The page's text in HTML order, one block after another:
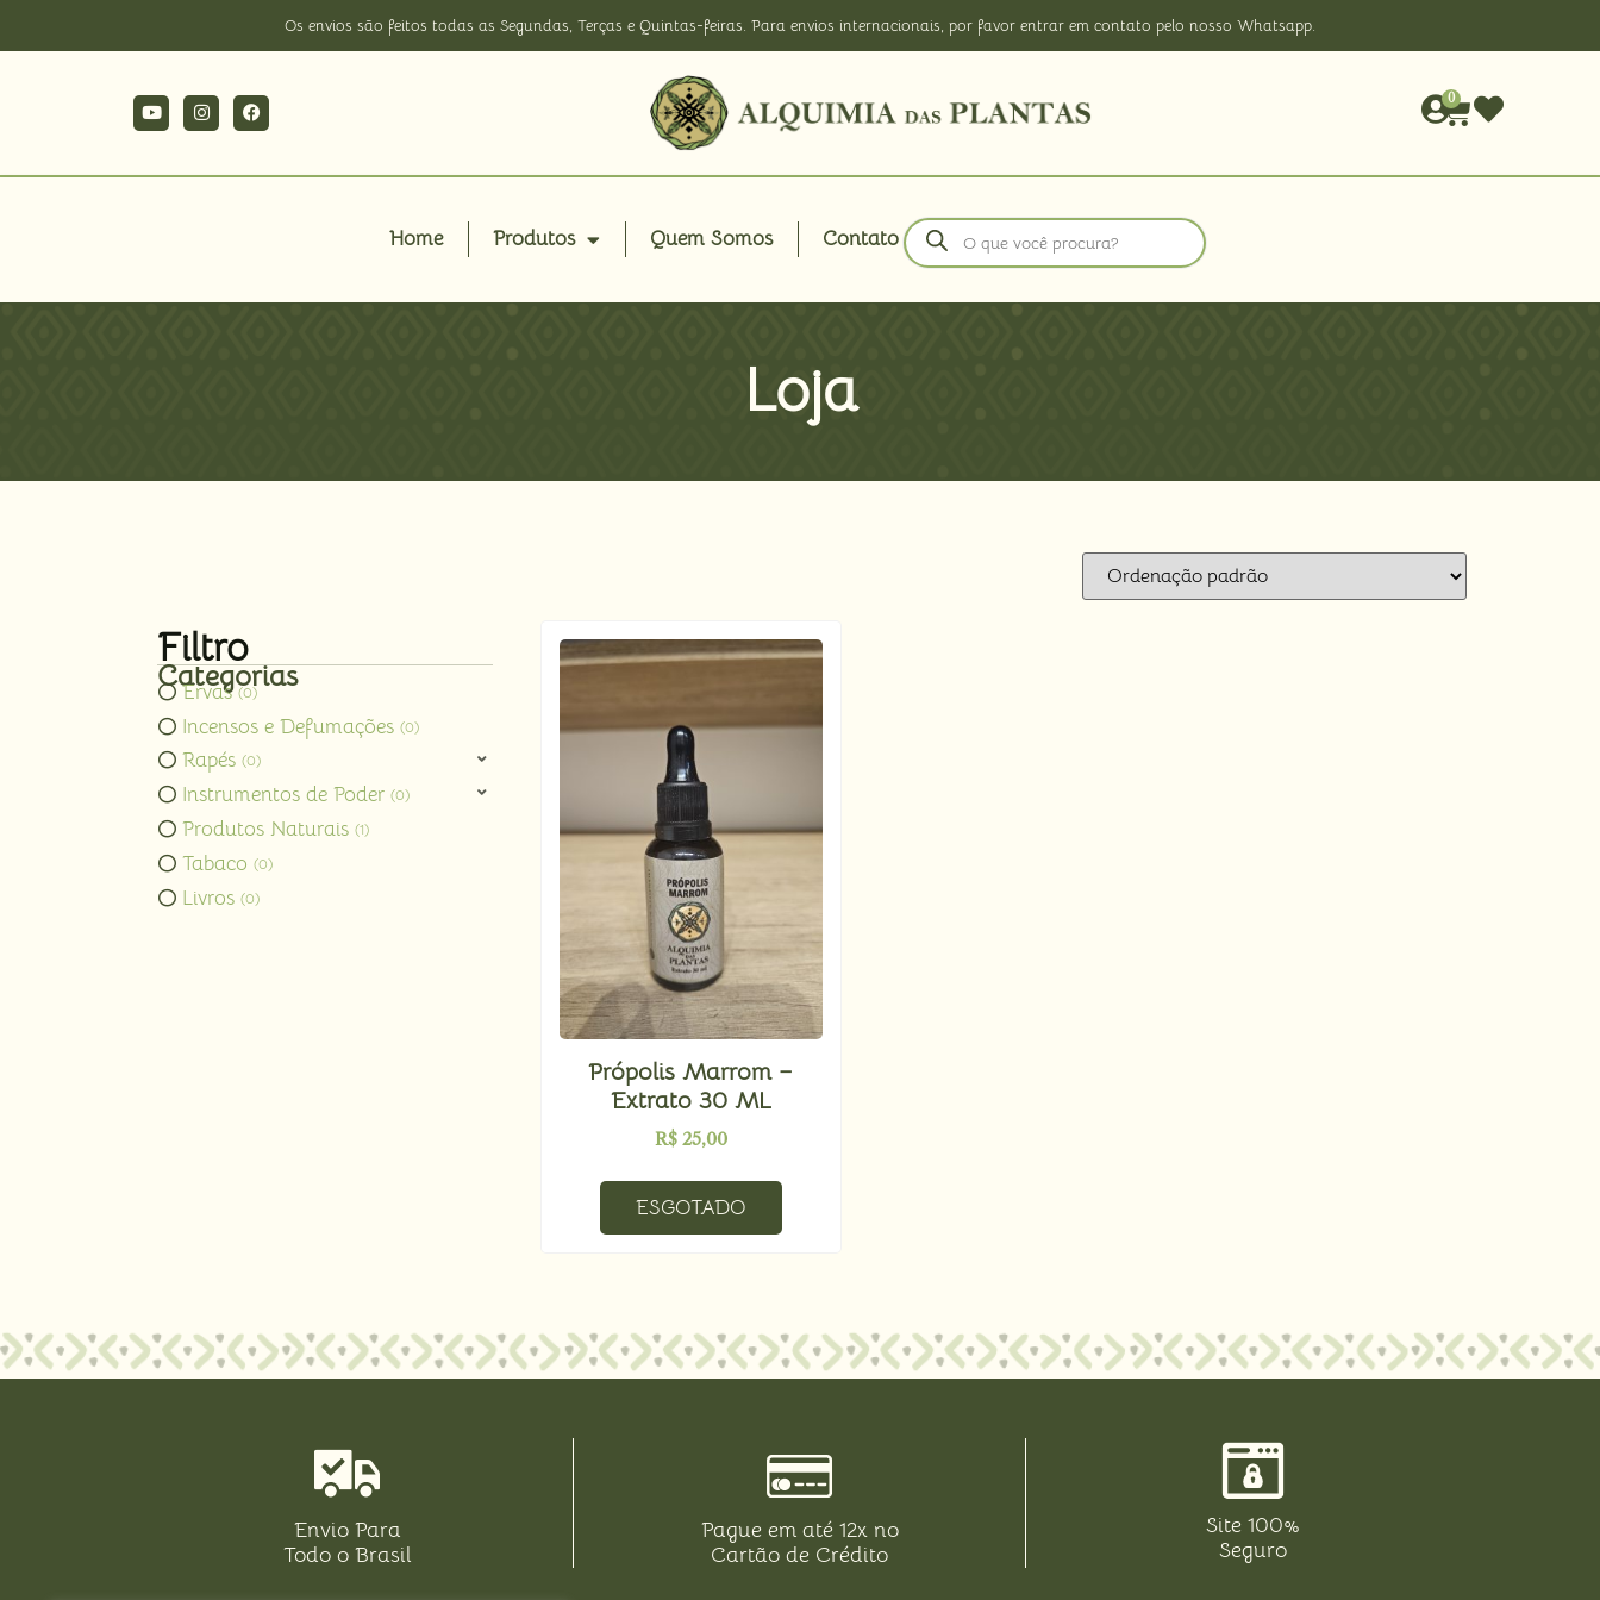
Os envios são feitos todas as Segundas, Terças e Quintas-feiras. Para envios internacionais, por favor entrar em contato pelo nosso Whatsapp.
0
Home Produtos Quem Somos Contato
Loja
Filtro
Categorias
Ervas 0
Incensos e Defumações 0
Rapés 0
Instrumentos de Poder 0
Produtos Naturais 1
Tabaco 0
Livros 0
Própolis Marrom –
Extrato 30 ML
R$25,00
ESGOTADO
Envio Para
Todo o Brasil
Pague em até 12x no
Cartão de Crédito
Site 100%
Seguro